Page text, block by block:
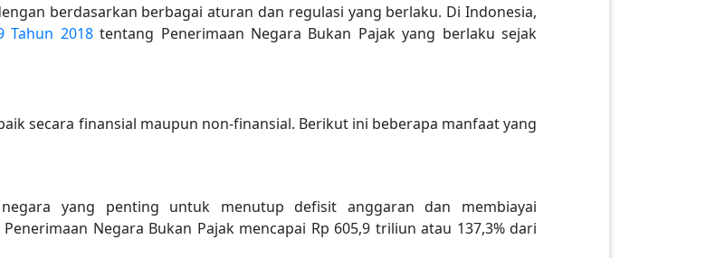
berdasarkan berbagai aturan dan regulasi yang berlaku. Di Indonesia,
Tahun 2018tentang Penerimaan Negara Bukan Pajak yang berlaku sejak
secara finansial maupun non-finansial. Berikut ini beberapa manfaat yang
yang penting untuk menutup defisit anggaran dan membiayai
Negara Bukan Pajak mencapai Rp 605,9 triliun atau 137,3% dari